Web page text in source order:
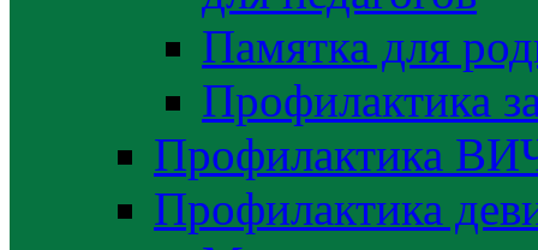
Памятка для
Профилактика
Профилактика
Профилактика